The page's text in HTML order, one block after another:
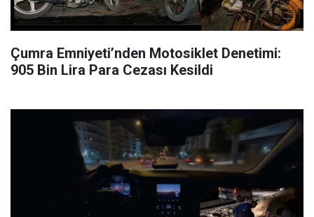
Çumra Emniyeti’nden Motosiklet Denetimi:
905 Bin Lira Para Cezası Kesildi